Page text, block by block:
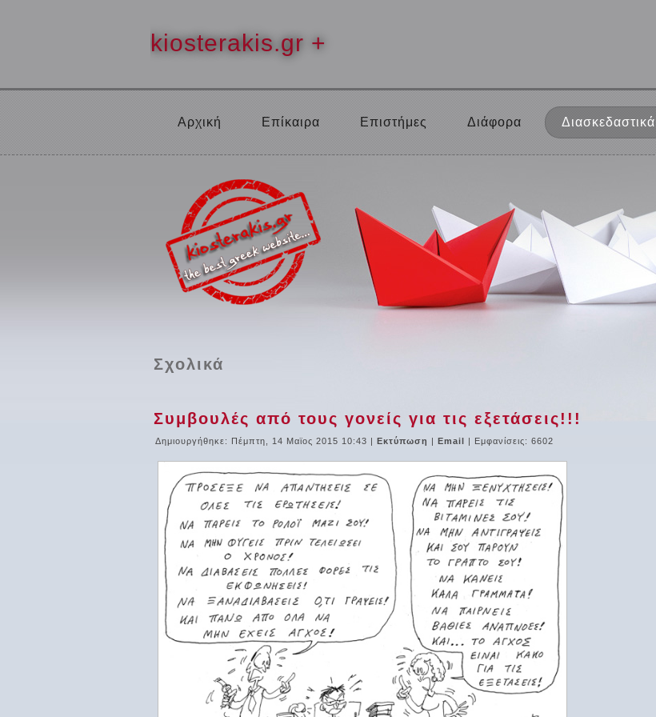
kiosterakis.gr +
Αρχική Επίκαιρα Επιστήμες Διάφορα Διασκεδαστικά
Σχολικά
Συμβουλές από τους γονείς για τις εξετάσεις!!!
Δημιουργήθηκε: Πέμπτη, 14 Μαϊος 2015 10:43 | Εκτύπωση | Email | Εμφανίσεις: 6602